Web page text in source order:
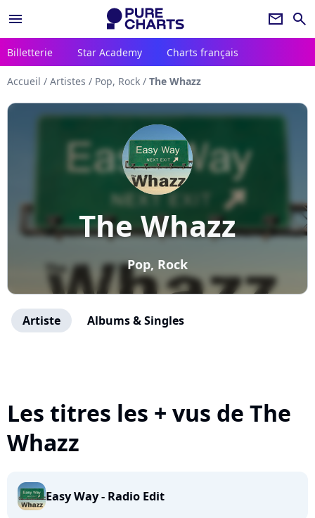
menu newsletter search
Billetterie Star Academy Charts français
Accueil / Artistes / Pop, Rock / The Whazz
The Whazz
Pop, Rock
Artiste Albums & Singles
Les titres les + vus de The
Whazz
Easy Way - Radio Edit